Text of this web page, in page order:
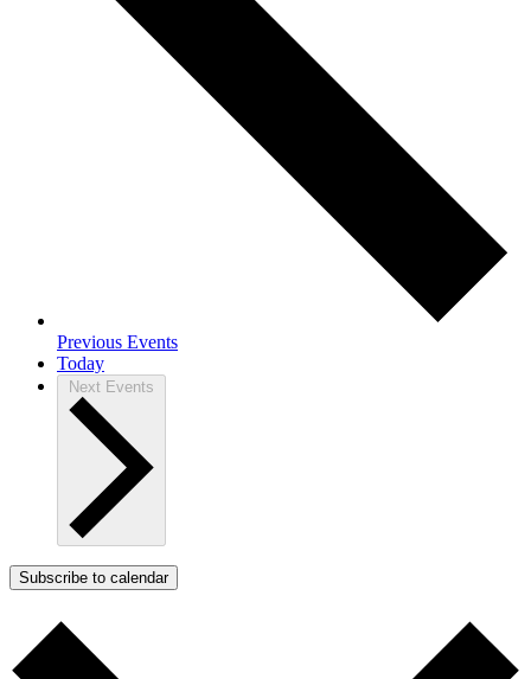
Previous Events
Today
Next Events
Subscribe to calendar